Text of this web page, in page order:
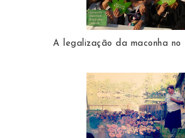
A legalização da maconha no